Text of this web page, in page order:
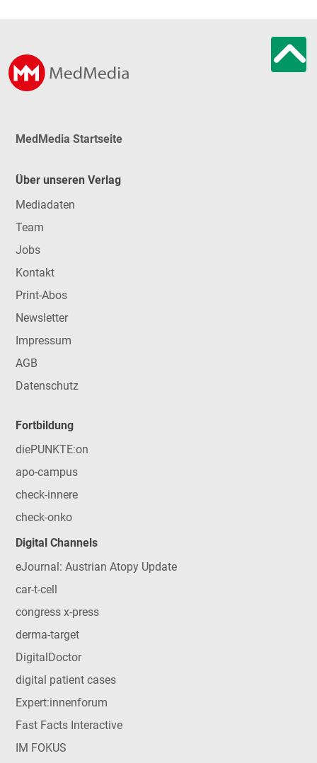
MedMedia Startseite
Über unseren Verlag
Mediadaten
Team
Jobs
Kontakt
Print-Abos
Newsletter
Impressum
AGB
Datenschutz
Fortbildung
diePUNKTE:on
apo-campus
check-innere
check-onko
Digital Channels
eJournal: Austrian Atopy Update
car-t-cell
congress x-press
derma-target
DigitalDoctor
digital patient cases
Expert:innenforum
Fast Facts Interactive
IM FOKUS